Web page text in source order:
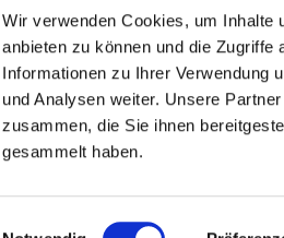
Wir verwenden Cookies, um Inhalte
anbieten zu können und die
Informationen zu Ihrer Verwendung
und Analysen weiter. Unsere
zusammen, die Sie ihnen
gesammelt haben.
Einwilligungsauswahl
Mail: